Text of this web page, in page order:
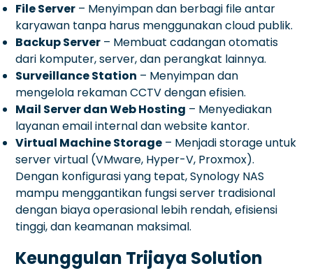
File Server – Menyimpan dan berbagi file antar
karyawan tanpa harus menggunakan cloud publik.
Backup Server – Membuat cadangan otomatis
dari komputer, server, dan perangkat lainnya.
Surveillance Station – Menyimpan dan
mengelola rekaman CCTV dengan efisien.
Mail Server dan Web Hosting – Menyediakan
layanan email internal dan website kantor.
Virtual Machine Storage – Menjadi storage untuk
server virtual (VMware, Hyper-V, Proxmox).
Dengan konfigurasi yang tepat, Synology NAS
mampu menggantikan fungsi server tradisional
dengan biaya operasional lebih rendah, efisiensi
tinggi, dan keamanan maksimal.
Keunggulan Trijaya Solution